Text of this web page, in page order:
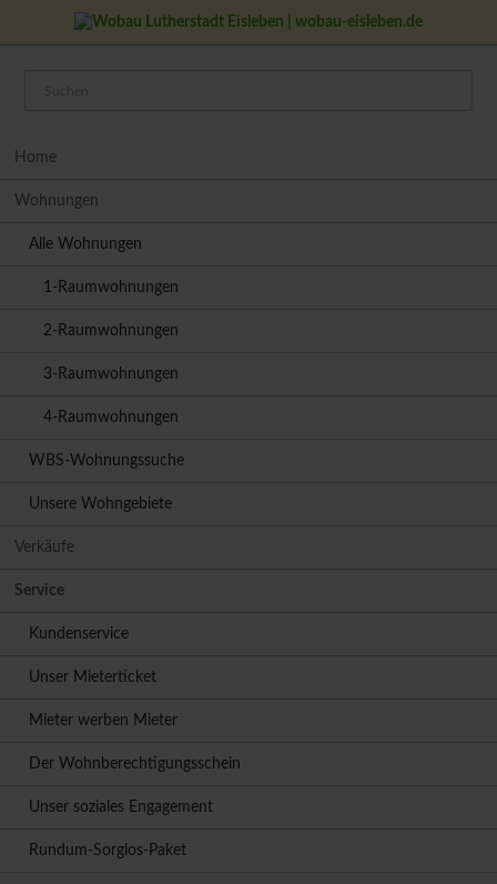
Home
Wohnungen
Alle Wohnungen
1-Raumwohnungen
2-Raumwohnungen
3-Raumwohnungen
4-Raumwohnungen
WBS-Wohnungssuche
Unsere Wohngebiete
Verkäufe
Service
Kundenservice
Unser Mieterticket
Mieter werben Mieter
Der Wohnberechtigungsschein
Unser soziales Engagement
Rundum-Sorglos-Paket